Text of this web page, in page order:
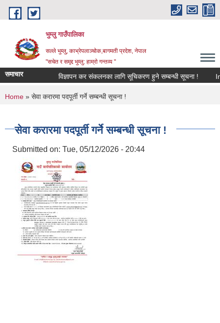
Skip to main content
भुम्लु गाउँपालिका
सल्ले भुम्लु, काभ्रेपलाञ्चोक,बागमती प्रदेश, नेपाल
"सचेत र समृद्द भुम्लु: हाम्राे गन्तव्य "
समाचार विज्ञापन कर संकलनका लागि सूचिकरण हुने सम्बन्धी सूचना !
You are here
Home » सेवा करारमा पदपूर्ती गर्ने सम्बन्धी सूचना !
सेवा करारमा पदपूर्ती गर्ने सम्बन्धी सूचना !
Submitted on: Tue, 05/12/2026 - 20:44